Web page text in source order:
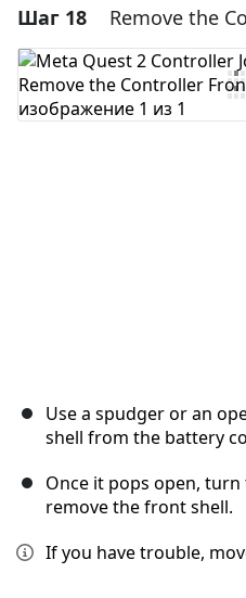
Добавить
Добавить
Шаг 18 Remove the
Use a spudger or an
shell from the battery
Once it pops open,
remove the front shell.
If you have trouble,